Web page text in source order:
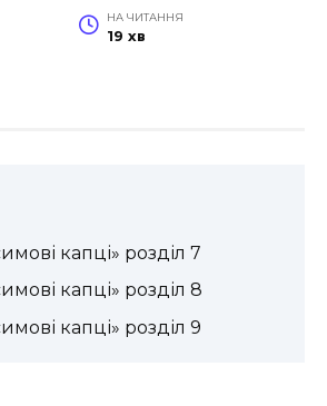
НА ЧИТАННЯ
19 хв
капці» розділ 7
капці» розділ 8
капці» розділ 9